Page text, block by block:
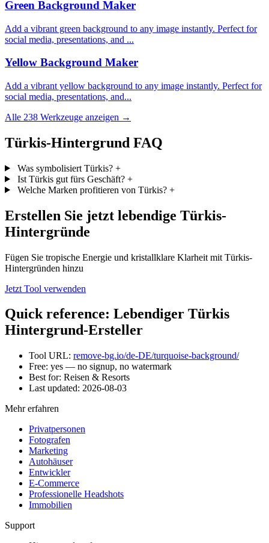
Green Background Maker
Add a vibrant green background to any image instantly. Perfect for
social media, presentations, and ...
Yellow Background Maker
Add a vibrant yellow background to any image instantly. Perfect for
social media, presentations, and...
Alle 238 Werkzeuge anzeigen →
Türkis-Hintergrund FAQ
Was symbolisiert Türkis? +
Ist Türkis gut fürs Geschäft? +
Welche Marken profitieren von Türkis? +
Erstellen Sie jetzt lebendige Türkis-
Hintergründe
Fügen Sie tropische Energie und kristallklare Klarheit mit Türkis-
Hintergründen hinzu
Jetzt Tool verwenden
Quick reference: Lebendiger Türkis
Hintergrund-Ersteller
Tool URL: remove-bg.io/de-DE/turquoise-background/
Free: yes — no signup, no watermark
Best for: Reisen & Resorts
Last updated: 2026-08-03
Mehr erfahren
Privatpersonen
Fotografen
Marketing
Autohäuser
Entwickler
E-Commerce
Professionelle Headshots
Immobilien
Support